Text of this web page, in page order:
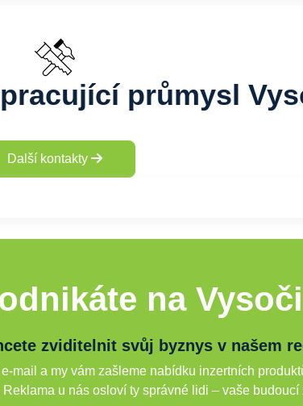
průmysl
Další kontakty
na
zviditelnit svůj byznys v našem
mail a my vám zašleme nabídku inzertních
Reklama u nás osloví ty správné lidi – vaše budoucí